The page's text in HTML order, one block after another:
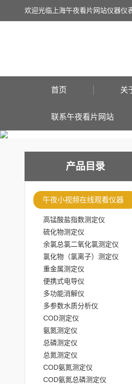
欢迎光临上海午夜看片网站仪器
首页 关
联系午夜看片网站
产品目录
午夜小视频在线观看仪器
高锰酸盐指数测定仪
硫化物测定仪
余氯总氯二氧化氯测定仪
氯化物（氯离子）测定仪
重金属测定仪
便携式电导仪
多功能消解仪
多参数水质分析仪
COD测定仪
氨氮测定仪
总磷测定仪
总氮测定仪
COD氨氮测定仪
COD氨氮总磷测定仪